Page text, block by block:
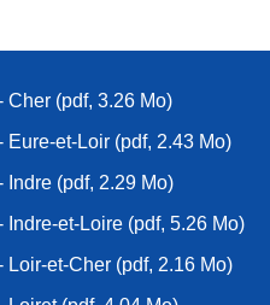
Cher (pdf, 3.26 Mo)
et-Loir (pdf, 2.43 Mo)
(pdf, 2.29 Mo)
et-Loire (pdf, 5.26 Mo)
et-Cher (pdf, 2.16 Mo)